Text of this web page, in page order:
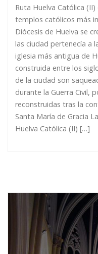
Ruta Huelva Católica
templos católicos más
Diócesis de Huelva se
las ciudad pertenecía a
iglesia más antigua de
construida entre los
de la ciudad son
durante la Guerra Civil,
reconstruidas tras la
Santa María de Gracia
Huelva Católica (II) […]